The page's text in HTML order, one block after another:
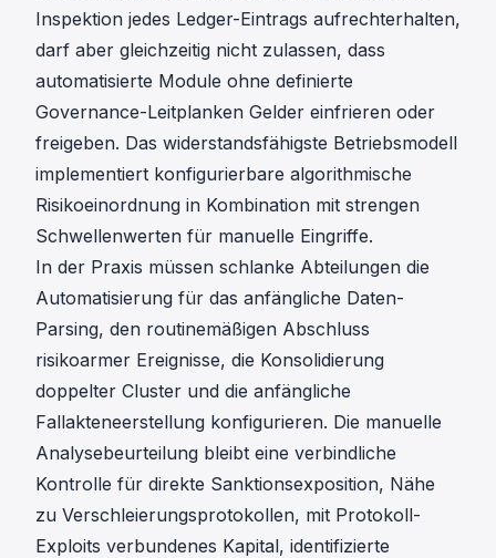
Inspektion jedes Ledger-Eintrags aufrechterhalten,
darf aber gleichzeitig nicht zulassen, dass
automatisierte Module ohne definierte
Governance-Leitplanken Gelder einfrieren oder
freigeben. Das widerstandsfähigste Betriebsmodell
implementiert konfigurierbare algorithmische
Risikoeinordnung in Kombination mit strengen
Schwellenwerten für manuelle Eingriffe.
In der Praxis müssen schlanke Abteilungen die
Automatisierung für das anfängliche Daten-
Parsing, den routinemäßigen Abschluss
risikoarmer Ereignisse, die Konsolidierung
doppelter Cluster und die anfängliche
Fallakteneerstellung konfigurieren. Die manuelle
Analysebeurteilung bleibt eine verbindliche
Kontrolle für direkte Sanktionsexposition, Nähe
zu Verschleierungsprotokollen, mit Protokoll-
Exploits verbundenes Kapital, identifizierte